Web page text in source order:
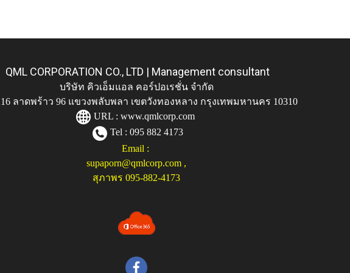
QML CORPORATION CO., LTD | Management consultant
บริษัท คิวเอ็มแอล คอร์ปอเรชั่น จำกัด
ลาดพร้าว 96 แขวงพลับพลา เขตวังทองหลาง กรุงเทพมหานคร 10310
URL : www.qmlcorp.com
Tel : 095 882 4173
Email :
supaporn@qmlcorp.com ,
สุภาพร 095-882-4173